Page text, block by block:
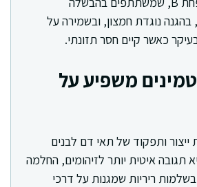
בהגנה נוגדת חמצון, ובשמירה על
כאשר קיים חסר תזונתי.
משפיע על
ייצור ותפקוד של תאי דם לבנים
תגובה איטית יותר לזיהומים, החלמה
ריריות שמגנות על דרכי